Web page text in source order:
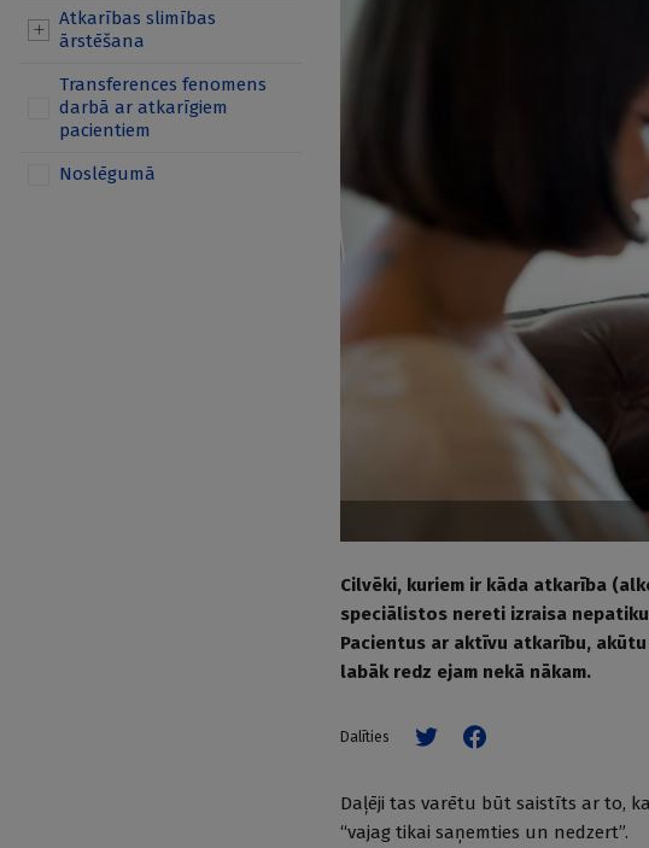
Atkarības slimības
ārstēšana
Transferences fenomens
darbā ar atkarīgiem
pacientiem
Noslēgumā
Cilvēki, kuriem ir kāda atkarība
speciālistos nereti izraisa
Pacientus ar aktīvu atkarību,
labāk redz ejam nekā nākam.
Dalīties
Daļēji tas varētu būt saistīts ar to,
“vajag tikai saņemties un nedzert”.